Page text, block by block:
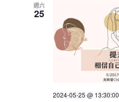
週六
25
2024-05-25 @ 13:30:00